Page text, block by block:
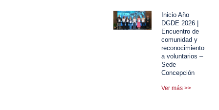
Inicio Año
DGDE 2026 |
Encuentro de
comunidad y
reconocimiento
a voluntarios –
Sede
Concepción
Ver más >>